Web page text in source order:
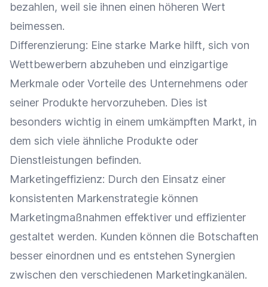
bezahlen, weil sie ihnen einen höheren Wert
beimessen.
Differenzierung: Eine starke Marke hilft, sich von
Wettbewerbern abzuheben und einzigartige
Merkmale oder Vorteile des Unternehmens oder
seiner Produkte hervorzuheben. Dies ist
besonders wichtig in einem umkämpften Markt, in
dem sich viele ähnliche Produkte oder
Dienstleistungen befinden.
Marketingeffizienz: Durch den Einsatz einer
konsistenten Markenstrategie können
Marketingmaßnahmen effektiver und effizienter
gestaltet werden. Kunden können die Botschaften
besser einordnen und es entstehen Synergien
zwischen den verschiedenen Marketingkanälen.